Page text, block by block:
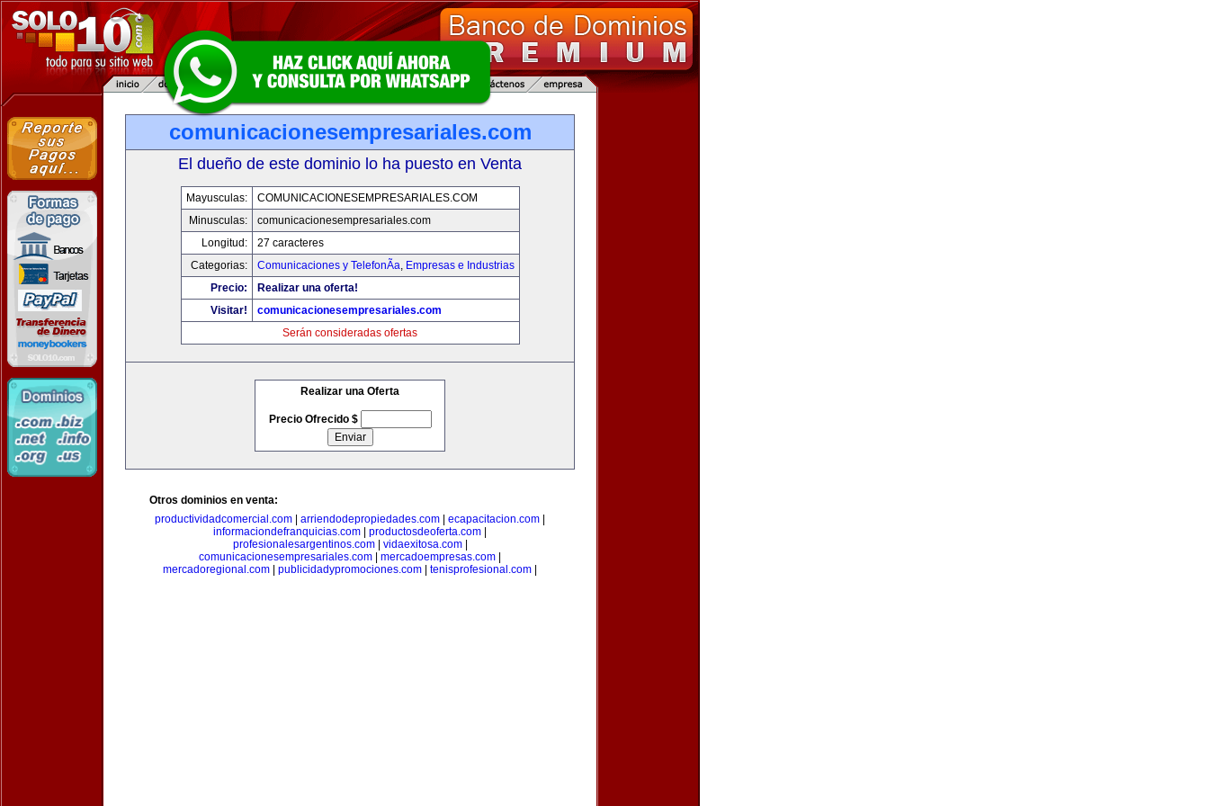
comunicacionesempresariales.com
El dueño de este dominio lo ha puesto en Venta
Mayusculas:
COMUNICACIONESEMPRESARIALES.COM
Minusculas:
comunicacionesempresariales.com
Longitud:
27 caracteres
Categorias:
Comunicaciones y TelefonÃ­a, Empresas e Industrias
Precio:
Realizar una oferta!
Visitar!
comunicacionesempresariales.com
Serán consideradas ofertas
Realizar una Oferta
Precio Ofrecido $
Otros dominios en venta:
productividadcomercial.com
arriendodepropiedades.com ecapacitacion.com
informaciondefranquicias.com
productosdeoferta.com
profesionalesargentinos.com| vidaexitosa.com|
comunicacionesempresariales.com
mercadoempresas.com
mercadoregional.com
publicidadypromociones.com tenisprofesional.com